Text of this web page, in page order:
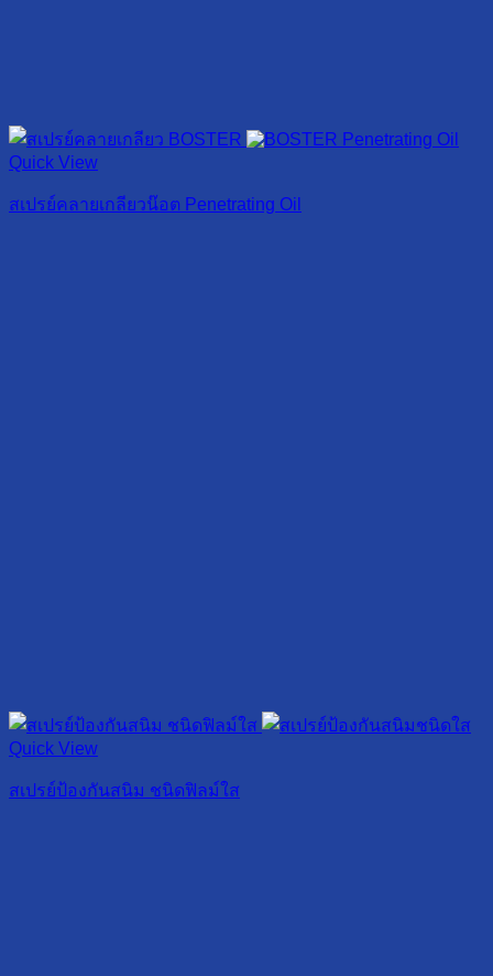
Quick View
สเปรย์คลายเกลียวน๊อต Penetrating Oil
Quick View
สเปรย์ป้องกันสนิม ชนิดฟิลม์ใส